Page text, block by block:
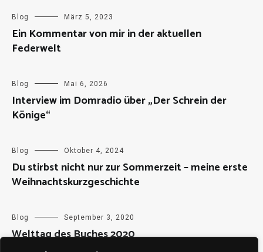
Blog März 5, 2023
Ein Kommentar von mir in der aktuellen
Federwelt
Blog Mai 6, 2026
Interview im Domradio über „Der Schrein der
Könige“
Blog Oktober 4, 2024
Du stirbst nicht nur zur Sommerzeit – meine erste
Weihnachtskurzgeschichte
Blog September 3, 2020
Welttag des Buches 2020